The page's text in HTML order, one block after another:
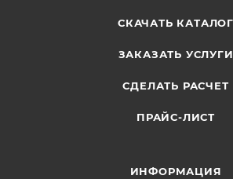
СКАЧАТЬ КАТАЛОГ
ЗАКАЗАТЬ УСЛУГИ
СДЕЛАТЬ РАСЧЕТ
ПРАЙС-ЛИСТ
ИНФОРМАЦИЯ